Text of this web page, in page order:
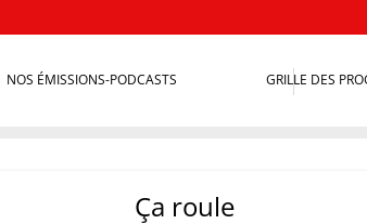
NOS ÉMISSIONS-PODCASTS GRILLE DES
Ça roule